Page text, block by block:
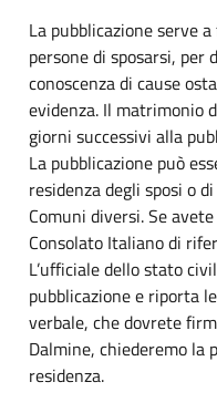
La pubblicazione serve
persone di sposarsi, per
conoscenza di cause
evidenza. Il matrimonio
giorni successivi alla
La pubblicazione può
residenza degli sposi o
Comuni diversi.Se
Consolato Italiano di
L’ufficiale dello stato
pubblicazione e riporta
verbale, che dovrete
Dalmine, chiederemo la
residenza.